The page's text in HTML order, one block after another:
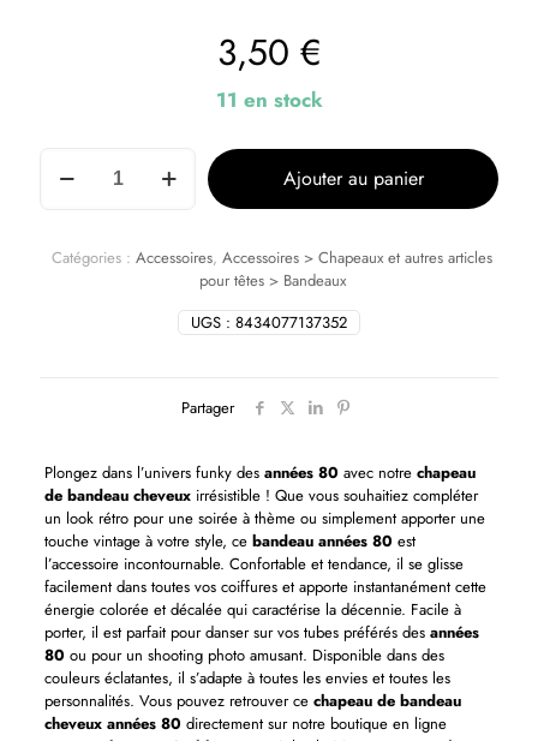
3,50 €
11 en stock
Ajouter au panier
UGS : 8434077137352
Catégories : Accessoires, Accessoires > Chapeaux et autres articles
pour têtes > Bandeaux
Partager
Plongez dans l’univers funky des années 80 avec notre chapeau
de bandeau cheveuxirrésistible ! Que vous souhaitiez compléter
un look rétro pour une soirée à thème ou simplement apporter une
touche vintage à votre style, ce bandeau années 80 est
l’accessoire incontournable. Confortable et tendance, il se glisse
facilement dans toutes vos coiffures et apporte instantanément cette
énergie colorée et décalée qui caractérise la décennie. Facile à
porter, il est parfait pour danser sur vos tubes préférés des années
80 ou pour un shooting photo amusant. Disponible dans des
couleurs éclatantes, il s’adapte à toutes les envies et toutes les
personnalités. Vous pouvez retrouver ce chapeau de bandeau
cheveux années 80 directement sur notre boutique en ligne